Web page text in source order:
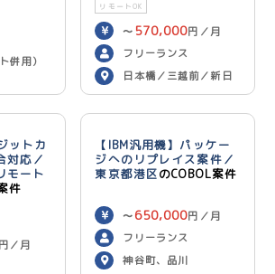
月
併用）
リモートOK
〜 570,000円／月
フリーランス
日本橋／三越前／新日
本橋（リモート併用）
ットカ
対応／
モート
件
／月
【IBM汎用機】パッケー
ジへのリプレイス案件／
東京都港区のCOBOL案件
〜 650,000円／月
フリーランス
神谷町、品川